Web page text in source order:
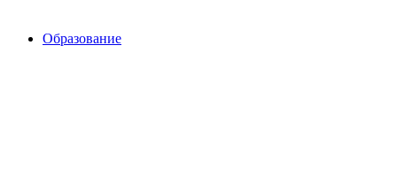
Образование